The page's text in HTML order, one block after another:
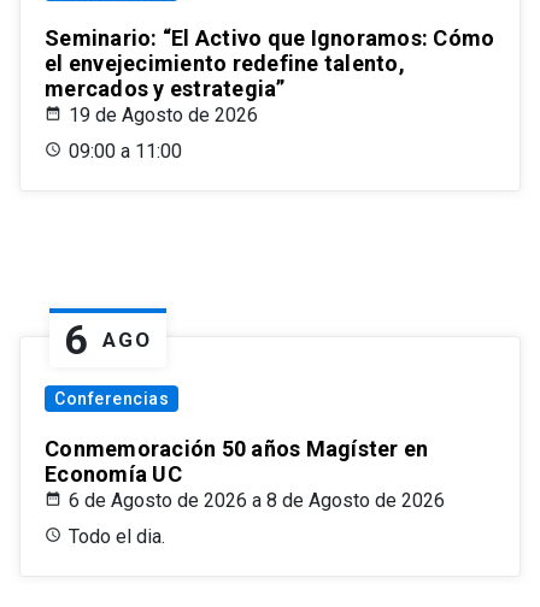
Seminario: “El Activo que Ignoramos: Cómo
el envejecimiento redefine talento,
mercados y estrategia”
19 de Agosto de 2026
09:00 a 11:00
6 AGO
Conferencias
Conmemoración 50 años Magíster en
Economía UC
6 de Agosto de 2026 a 8 de Agosto de 2026
Todo el dia.